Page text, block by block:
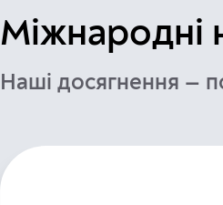
Міжнародні
Наші досягнення —